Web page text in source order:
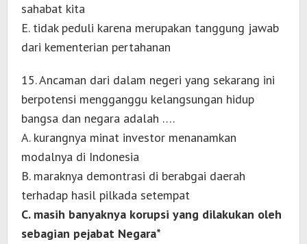
sahabat kita
E. tidak peduli karena merupakan tanggung jawab
dari kementerian pertahanan
15. Ancaman dari dalam negeri yang sekarang ini
berpotensi mengganggu kelangsungan hidup
bangsa dan negara adalah ….
A. kurangnya minat investor menanamkan
modalnya di Indonesia
B. maraknya demontrasi di berabgai daerah
terhadap hasil pilkada setempat
C. masih banyaknya korupsi yang dilakukan oleh
sebagian pejabat Negara*